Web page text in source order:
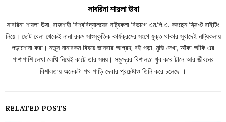
সাবরিনা শায়লা ঊষা
সাবরিনা শায়লা ঊষা, রাজশাহী বিশ্ববিদ্যালয়ের নাট্যকলা বিভাগে এম.পি.এ. করছেন স্ক্রিপ্ট রাইটিং
নিয়ে। ছোট বেলা থেকেই নানা রকম সাংস্কৃতিক কার্যক্রমের সংগে যুক্ত থাকার সুবাদেই নাট্যকলায়
পড়াশোনা করা। নতুন নানারকম বিষয়ে জানবার আগ্রহ, বই পড়া, মুভি দেখা, আঁকা আঁকি এর
পাশাপাশি লেখা লেখি নিয়েই কাটে তার সময়। সমুদ্রের বিশালতা খুব করে টানে আর জীবনের
বিশালতায় অনেকটা পথ পাড়ি দেবার প্রচেষ্টাও তিনি করে চলেছে ।
RELATED POSTS